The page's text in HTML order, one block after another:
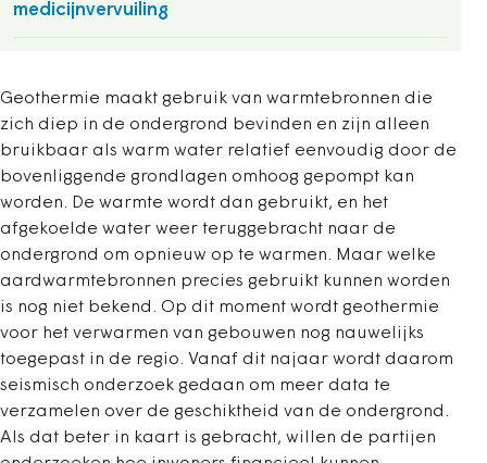
medicijnvervuiling
Geothermie maakt gebruik van warmtebronnen die
zich diep in de ondergrond bevinden en zijn alleen
bruikbaar als warm water relatief eenvoudig door de
bovenliggende grondlagen omhoog gepompt kan
worden. De warmte wordt dan gebruikt, en het
afgekoelde water weer teruggebracht naar de
ondergrond om opnieuw op te warmen. Maar welke
aardwarmtebronnen precies gebruikt kunnen worden
is nog niet bekend. Op dit moment wordt geothermie
voor het verwarmen van gebouwen nog nauwelijks
toegepast in de regio. Vanaf dit najaar wordt daarom
seismisch onderzoek gedaan om meer data te
verzamelen over de geschiktheid van de ondergrond.
Als dat beter in kaart is gebracht, willen de partijen